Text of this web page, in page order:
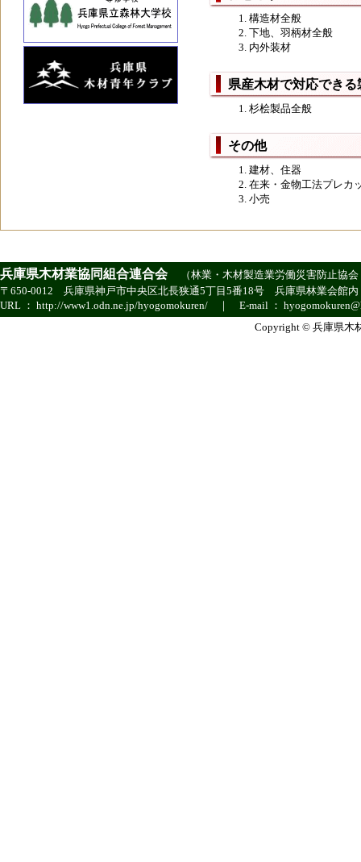
構造材全般
下地、羽柄材全般
内外装材
県産木材で対応できる
杉桧製品全般
その他
建材、住器
在来・金物工法プレカ
小売
兵庫県木材業協同組合連合会 （林業・木材製造業労働災害防止協
〒650-0012 兵庫県神戸市中央区北長狭通5丁目5番18号 兵庫県林業会
URL ： http://www1.odn.ne.jp/hyogomokuren/ ｜ E-mail ：
Copyright © 兵庫県木